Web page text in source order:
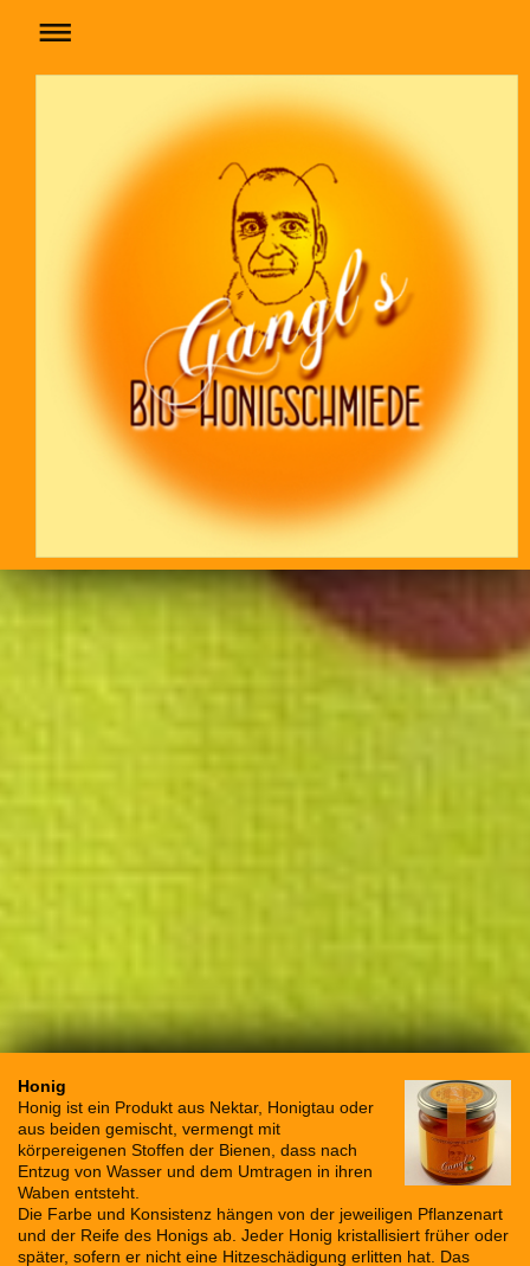
Honig
Honig ist ein Produkt aus Nektar, Honigtau oder
aus beiden gemischt, vermengt mit
körpereigenen Stoffen der Bienen, dass nach
Entzug von Wasser und dem Umtragen in ihren
Waben entsteht.
Die Farbe und Konsistenz hängen von der jeweiligen Pflanzenart
und der Reife des Honigs ab. Jeder Honig kristallisiert früher oder
später, sofern er nicht eine Hitzeschädigung erlitten hat. Das